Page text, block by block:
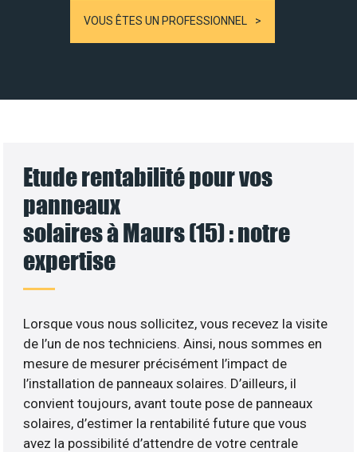
VOUS ÊTES UN PROFESSIONNEL
Etude rentabilité pour vos
panneaux
solaires à Maurs (15) : notre
expertise
Lorsque vous nous sollicitez, vous recevez la visite
de l’un de nos techniciens. Ainsi, nous sommes en
mesure de mesurer précisément l’impact de
l’installation de panneaux solaires. D’ailleurs, il
convient toujours, avant toute pose de panneaux
solaires, d’estimer la rentabilité future que vous
avez la possibilité d’attendre de votre centrale